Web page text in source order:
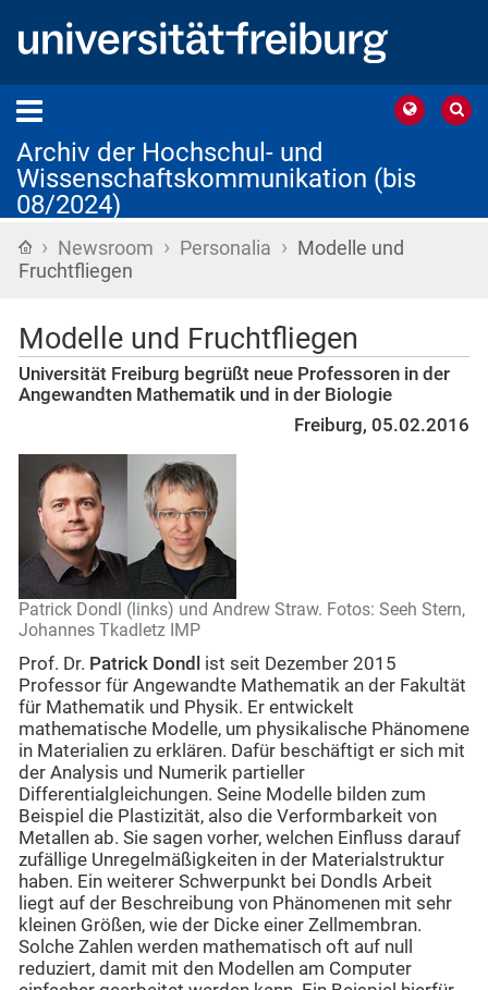
Archiv der Hochschul- und
Wissenschaftskommunikation (bis
08/2024)
Startseite
› Newsroom › Personalia › Modelle und
Fruchtfliegen
Modelle und Fruchtfliegen
Universität Freiburg begrüßt neue Professoren in der
Angewandten Mathematik und in der Biologie
Freiburg, 05.02.2016
Patrick Dondl (links) und Andrew Straw. Fotos: Seeh Stern,
Johannes Tkadletz IMP
Prof. Dr. Patrick Dondl
ist seit Dezember 2015
Professor für Angewandte Mathematik an der Fakultät
für Mathematik und Physik. Er entwickelt
mathematische Modelle, um physikalische Phänomene
in Materialien zu erklären. Dafür beschäftigt er sich mit
der Analysis und Numerik partieller
Differentialgleichungen. Seine Modelle bilden zum
Beispiel die Plastizität, also die Verformbarkeit von
Metallen ab. Sie sagen vorher, welchen Einfluss darauf
zufällige Unregelmäßigkeiten in der Materialstruktur
haben. Ein weiterer Schwerpunkt bei Dondls Arbeit
liegt auf der Beschreibung von Phänomenen mit sehr
kleinen Größen, wie der Dicke einer Zellmembran.
Solche Zahlen werden mathematisch oft auf null
reduziert, damit mit den Modellen am Computer